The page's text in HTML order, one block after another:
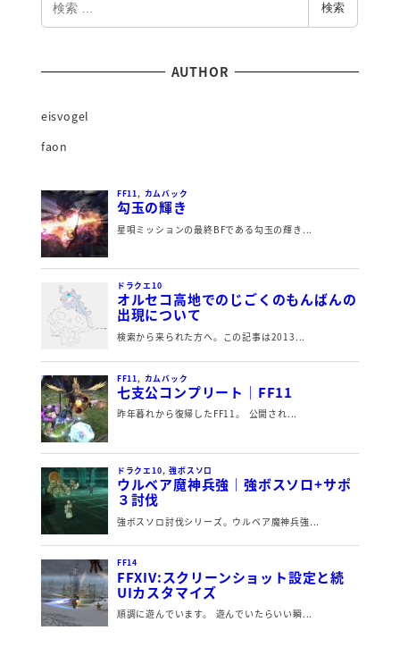
検索
AUTHOR
eisvogel
faon